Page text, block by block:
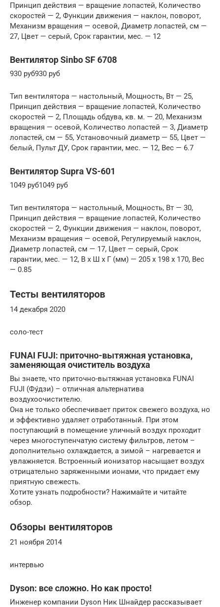
Принцип действия — вращение лопастей, Количество
скоростей — 2, Функции движения — наклон, поворот,
Механизм вращения — осевой, Диаметр лопастей, см —
27, Цвет — серый, Срок гарантии, мес. — 12
Вентилятор Sinbo SF 6708
930 руб930 руб
Тип вентилятора — настольный, Мощность, Вт — 25,
Принцип действия — вращение лопастей, Количество
скоростей — 2, Площадь обдува, кв. м. — 20, Механизм
вращения — осевой, Количество лопастей — 3, Диаметр
лопастей, см — 55, Установочный диаметр — 55, Цвет —
белый, Пульт ДУ, Срок гарантии, мес. — 12, Вес — 6.7
Вентилятор Supra VS-601
1049 руб1049 руб
Тип вентилятора — настольный, Мощность, Вт — 30,
Принцип действия — вращение лопастей, Количество
скоростей — 2, Функции движения — наклон, поворот,
Механизм вращения — осевой, Регулируемый наклон,
Диаметр лопастей, см — 17, Цвет — серый, Срок
гарантии, мес. — 12, В x Ш x Г (мм) — 205 x 198 x 170, Вес
— 0.85
Тесты вентиляторов
14 декабря 2020
соло-тест
FUNAI FUJI: приточно-вытяжная установка,
заменяющая очиститель воздуха
Вы знаете, что приточно-вытяжная установка FUNAI
FUJI (Фу́дзи) – отличная альтернатива
воздухоочистителю.
Она не только обеспечивает приток свежего воздуха, но
и эффективно удаляет отработанный. При этом
поступающий в помещение уличный воздух проходит
через многоступенчатую систему фильтров, летом –
дополнительно охлаждается, а зимой – нагревается и
увлажняется. Встроенный ионизатор насыщает воздух
отрицательно заряженными ионами, что придает ему
приятную свежесть.
Хотите узнать подробности? Нажимайте и читайте
обзор.
Обзоры вентиляторов
21 ноября 2014
интервью
Dyson: все сложно. Но как просто!
Инженер компании Dyson Ник Шнайдер рассказывает